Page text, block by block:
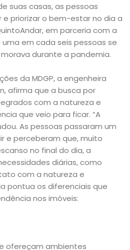
suas casas, as pessoas
priorizar o bem-estar no dia a
em parceria com a
em cada seis pessoas se
durante a pandemia.
da MDGP, a engenheira
afirma que a busca por
com a natureza e
que veio para ficar. “A
As pessoas passaram um
e perceberam que, muito
no final do dia, a
diárias, como
com a natureza e
pontua os diferenciais que
nos imóveis:
ofereçam ambientes